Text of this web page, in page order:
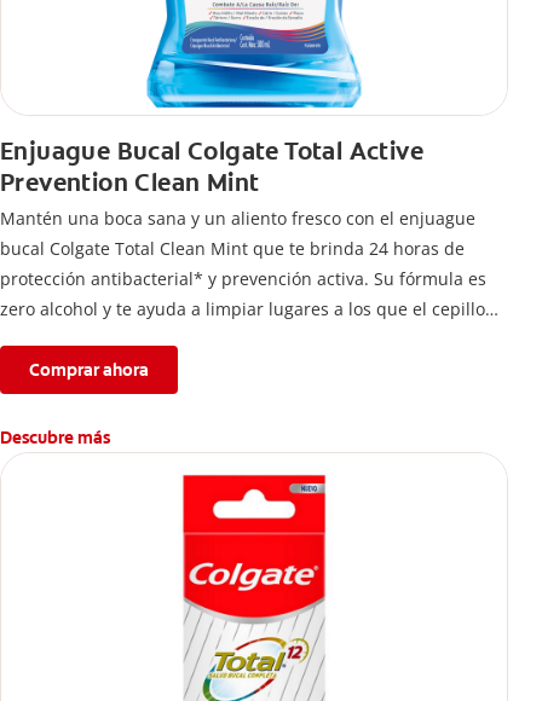
Enjuague Bucal Colgate Total Active
Prevention Clean Mint
Mantén una boca sana y un aliento fresco con el enjuague
bucal Colgate Total Clean Mint que te brinda 24 horas de
protección antibacterial* y prevención activa. Su fórmula es
zero alcohol y te ayuda a limpiar lugares a los que el cepillo
Comprar ahora
Descubre más